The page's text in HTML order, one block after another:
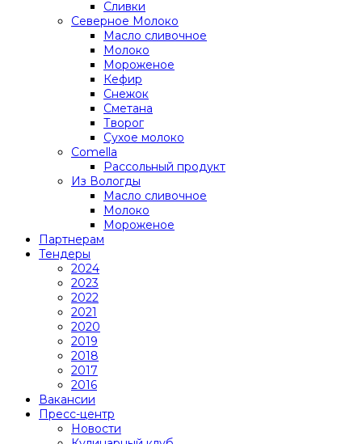
Сливки
Северное Молоко
Масло сливочное
Молоко
Мороженое
Кефир
Снежок
Сметана
Творог
Сухое молоко
Comеlla
Рассольный продукт
Из Вологды
Масло сливочное
Молоко
Мороженое
Партнерам
Тендеры
2024
2023
2022
2021
2020
2019
2018
2017
2016
Вакансии
Пресс-центр
Новости